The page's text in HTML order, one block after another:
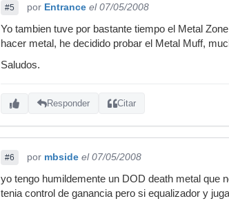
#5 por Entrance el 07/05/2008
Yo tambien tuve por bastante tiempo el Metal
hacer metal, he decidido probar el Metal Muff,
Saludos.
Responder Citar
#6 por mbside el 07/05/2008
yo tengo humildemente un DOD death metal que
tenia control de ganancia pero si equalizador y